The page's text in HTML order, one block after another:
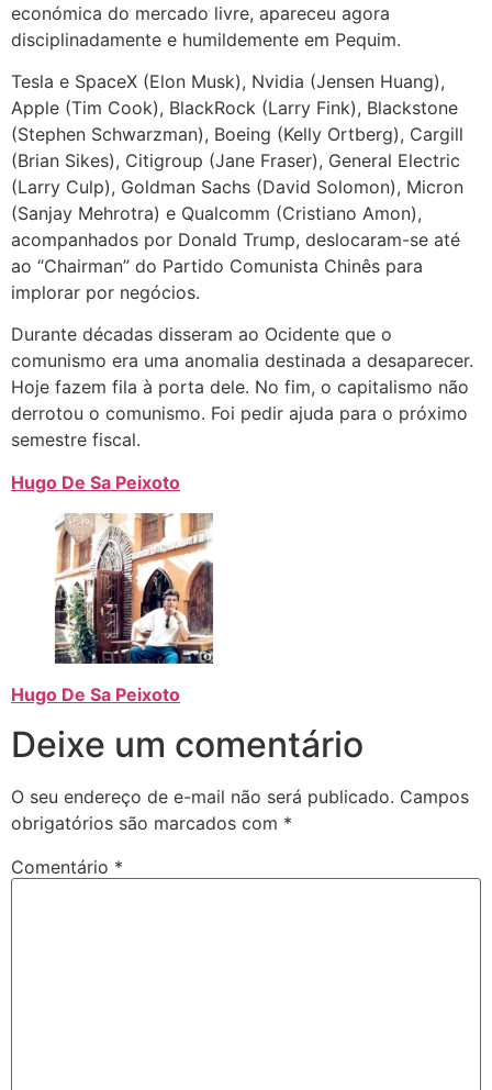
económica do mercado livre, apareceu agora
disciplinadamente e humildemente em Pequim.
Tesla e SpaceX (Elon Musk), Nvidia (Jensen Huang),
Apple (Tim Cook), BlackRock (Larry Fink), Blackstone
(Stephen Schwarzman), Boeing (Kelly Ortberg), Cargill
(Brian Sikes), Citigroup (Jane Fraser), General Electric
(Larry Culp), Goldman Sachs (David Solomon), Micron
(Sanjay Mehrotra) e Qualcomm (Cristiano Amon),
acompanhados por Donald Trump, deslocaram-se até
ao “Chairman” do Partido Comunista Chinês para
implorar por negócios.
Durante décadas disseram ao Ocidente que o
comunismo era uma anomalia destinada a desaparecer.
Hoje fazem fila à porta dele. No fim, o capitalismo não
derrotou o comunismo. Foi pedir ajuda para o próximo
semestre fiscal.
Hugo De Sa Peixoto
Hugo De Sa Peixoto
Deixe um comentário
O seu endereço de e-mail não será publicado. Campos
obrigatórios são marcados com *
Comentário *